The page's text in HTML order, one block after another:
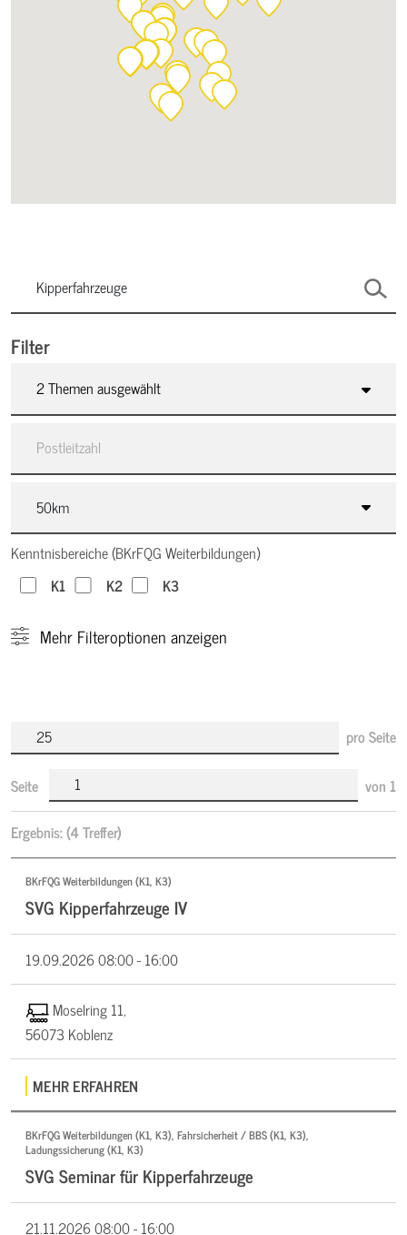
Filter
2 Themen ausgewählt
Kenntnisbereiche (BKrFQG Weiterbildungen)
K1
K2 K3
Mehr Filteroptionen anzeigen
pro Seite
Seite von 1
Ergebnis:(4 Treffer)
BKrFQG Weiterbildungen (K1, K3)
SVG Kipperfahrzeuge IV
19.09.202608:00 - 16:00
Moselring 11,
56073 Koblenz
MEHR ERFAHREN
BKrFQG Weiterbildungen (K1, K3), Fahrsicherheit / BBS (K1, K3),
Ladungssicherung (K1, K3)
SVG Seminar für Kipperfahrzeuge
21.11.202608:00 - 16:00